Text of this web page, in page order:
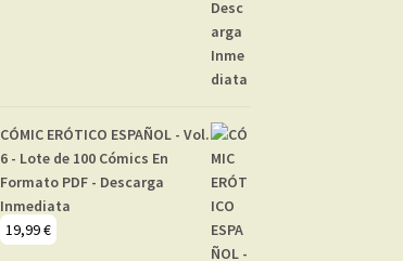
CÓMIC ERÓTICO ESPAÑOL - Vol.
6 - Lote de 100 Cómics En
Formato PDF - Descarga
Inmediata
19,99€